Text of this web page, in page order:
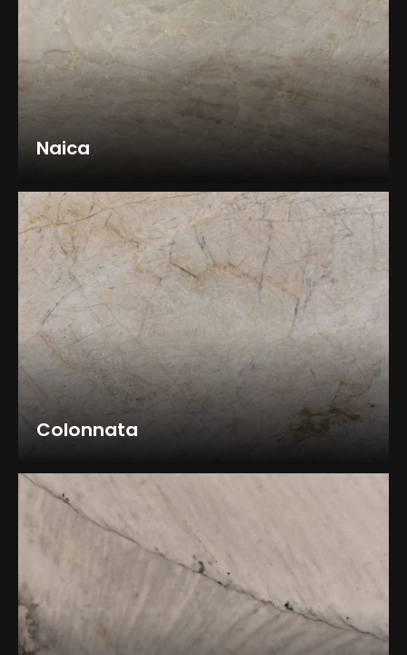
Naica
Colonnata